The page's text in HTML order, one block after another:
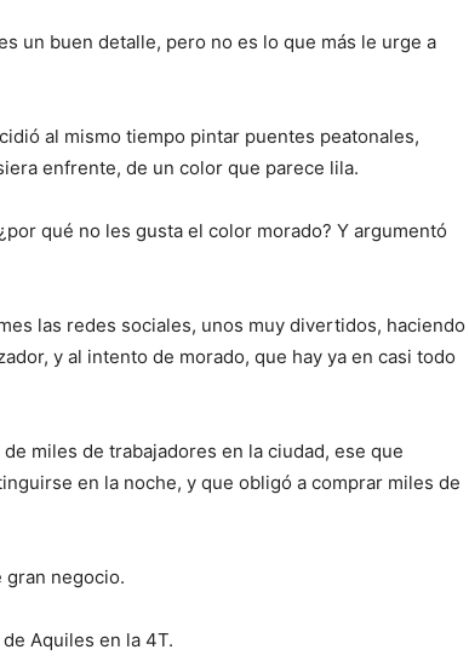
un buen detalle, pero no es lo que más le urge a
al mismo tiempo pintar puentes peatonales,
enfrente, de un color que parece lila.
qué no les gusta el color morado? Y argumentó
las redes sociales, unos muy divertidos, haciendo
y al intento de morado, que hay ya en casi todo
miles de trabajadores en la ciudad, ese que
en la noche, y que obligó a comprar miles de
gran negocio.
Aquiles en la 4T.